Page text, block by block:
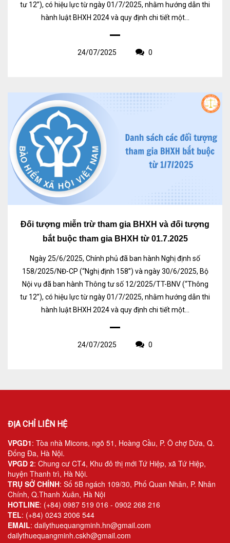
tư 12”), có hiệu lực từ ngày 01/7/2025, nhằm hướng dẫn thi
hành luật BHXH 2024 và quy định chi tiết một...
24/07/2025 0
Đối tượng miễn trừ tham gia BHXH và đối tượng
bắt buộc tham gia BHXH từ 01.7.2025
Ngày 25/6/2025, Chính phủ đã ban hành Nghị định số
158/2025/NĐ-CP (“Nghị định 158”) và ngày 30/6/2025, Bộ
Nội vụ đã ban hành Thông tư số 12/2025/TT-BNV (“Thông
tư 12”), có hiệu lực từ ngày 01/7/2025, nhằm hướng dẫn thi
hành luật BHXH 2024 và quy định chi tiết một...
24/07/2025 0
ĐỊA CHỈ LIÊN HỆ
VPGD1: Tòa nhà Micons, ngõ 51, Hoàng Cầu, P. Ô chợ Dừa, Q.
Đống Đa, Hà Nội.
VPGD 2: Chung cư CT4, Khu đô thị mới Tứ Hiệp, xã Tứ Hiệp,
huyện Thanh trì, Hà Nội.
TRỤ SỞ CHÍNH: Số 5B ngách 109/30, Phố Quan Nhân, P. Nhân
Chính, Q.Thanh Xuân, Hà Nội
HOTLINE: (+84) 0987 519 016 - 0902 268 216
TEL: (+84) 0243 2006 544
EMAIL: dailythuequangminh.hn@gmail.com
dailythuequangminh.cskh@gmail.com